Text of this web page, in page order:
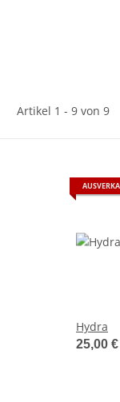
Artikel 1 - 9 von 9
Hydra
25,00 €